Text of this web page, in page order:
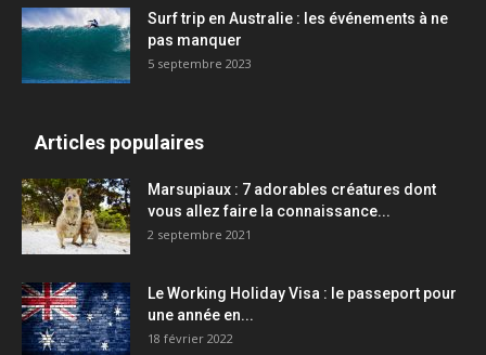
Surf trip en Australie : les événements à ne
pas manquer
5 septembre 2023
Articles populaires
Marsupiaux : 7 adorables créatures dont
vous allez faire la connaissance...
2 septembre 2021
Le Working Holiday Visa : le passeport pour
une année en...
18 février 2022